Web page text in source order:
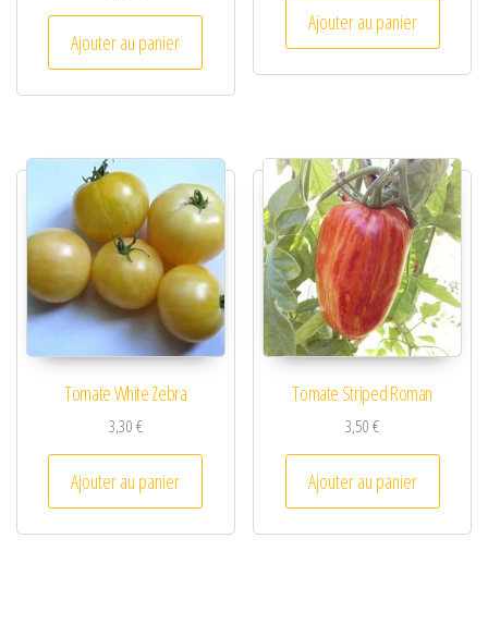
Ajouter au panier
Ajouter au panier
Tomate White Zebra
3,30€
Ajouter au panier
Tomate Striped Roman
3,50€
Ajouter au panier